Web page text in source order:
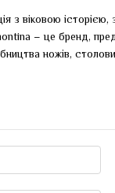
віковою історією,
– це бренд,
ножів,